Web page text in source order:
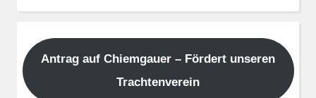
Antrag auf Chiemgauer – Fördert unseren
Trachtenverein